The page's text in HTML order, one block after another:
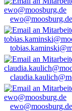
ewo@moosburg.de
ewo@moosburg.de